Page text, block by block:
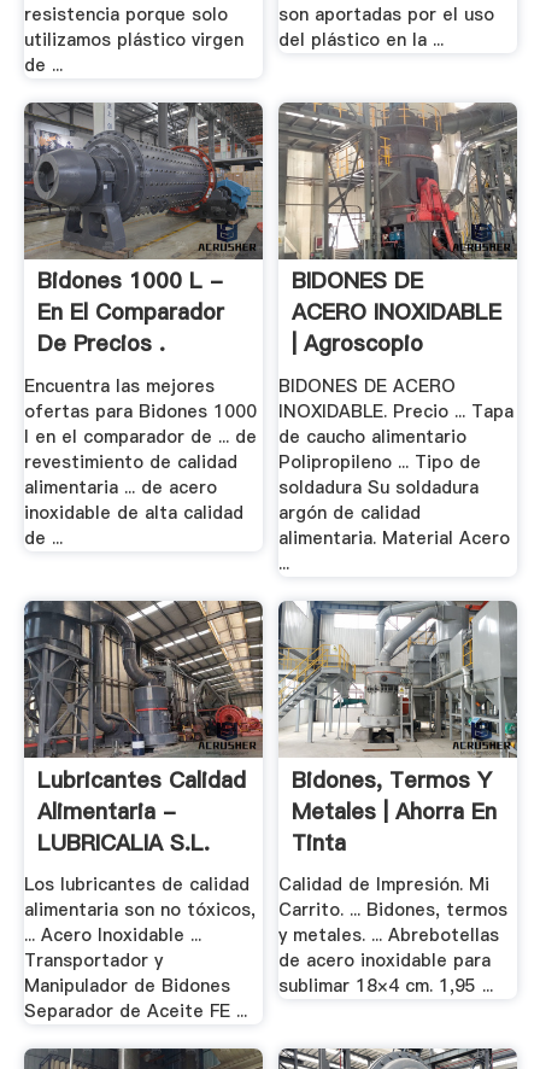
resistencia porque solo
utilizamos plástico virgen
de ...
son aportadas por el uso
del plástico en la ...
Bidones 1000 L -
En El Comparador
De Precios .
Encuentra las mejores
ofertas para Bidones 1000
l en el comparador de ... de
revestimiento de calidad
alimentaria ... de acero
inoxidable de alta calidad
de ...
BIDONES DE
ACERO INOXIDABLE
| Agroscopio
BIDONES DE ACERO
INOXIDABLE. Precio ... Tapa
de caucho alimentario
Polipropileno ... Tipo de
soldadura Su soldadura
argón de calidad
alimentaria. Material Acero
...
Lubricantes Calidad
Alimentaria -
LUBRICALIA S.L.
Los lubricantes de calidad
alimentaria son no tóxicos,
... Acero Inoxidable ...
Transportador y
Manipulador de Bidones
Separador de Aceite FE ...
Bidones, Termos Y
Metales | Ahorra En
Tinta
Calidad de Impresión. Mi
Carrito. ... Bidones, termos
y metales. ... Abrebotellas
de acero inoxidable para
sublimar 18×4 cm. 1,95 ...